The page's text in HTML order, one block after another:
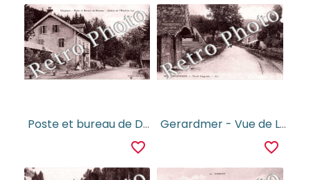
Poste et bureau de Douane - jardin de l'hotel du lac
favorite_border
Gerardmer - Vue de Longemer
favorite_border